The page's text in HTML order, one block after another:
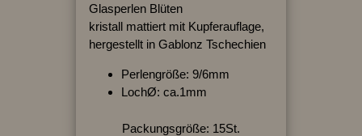
Glasperlen Blüten
kristall mattiert mit Kupferauflage,
hergestellt in Gablonz Tschechien
Perlengröße: 9/6mm
LochØ: ca.1mm
Packungsgröße: 15St.